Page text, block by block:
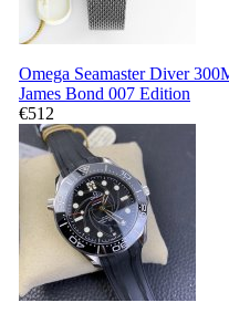
Omega Seamaster Diver
James Bond 007 Edition
€512